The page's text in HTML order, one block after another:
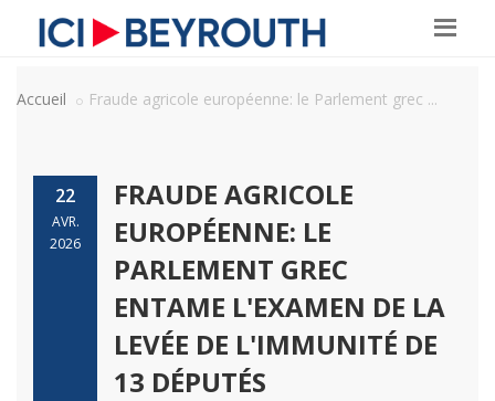
Accueil Fraude agricole européenne: le Parlement grec ...
22
AVR.
2026
FRAUDE AGRICOLE
EUROPÉENNE: LE
PARLEMENT GREC
ENTAME L'EXAMEN DE LA
LEVÉE DE L'IMMUNITÉ DE
13 DÉPUTÉS